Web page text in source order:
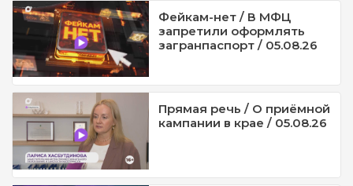
Фейкам-нет / В МФЦ
запретили оформлять
загранпаспорт / 05.08.26
Прямая речь / О приёмной
кампании в крае / 05.08.26